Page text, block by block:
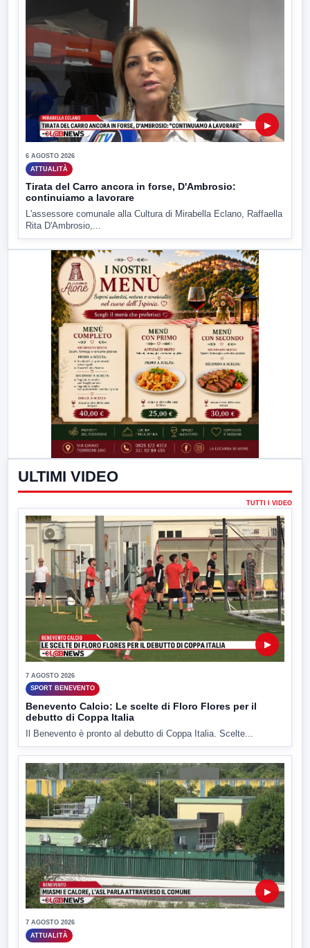
▶
6 AGOSTO 2026
ATTUALITÀ
Tirata del Carro ancora in forse, D'Ambrosio:
continuiamo a lavorare
L'assessore comunale alla Cultura di Mirabella Eclano, Raffaella
Rita D'Ambrosio,...
ULTIMI VIDEO
TUTTI I VIDEO
▶
7 AGOSTO 2026
SPORT BENEVENTO
Benevento Calcio: Le scelte di Floro Flores per il
debutto di Coppa Italia
Il Benevento è pronto al debutto di Coppa Italia. Scelte...
▶
7 AGOSTO 2026
ATTUALITÀ